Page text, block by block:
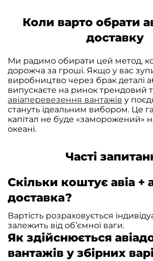
Коли варто обрати
доставку
Ми радимо обирати цей метод,
дорожча за гроші. Якщо у вас
виробництво через брак деталі
випускаєте на ринок трендовий
авіаперевезення вантажів у
стануть ідеальним вибором. Це
капітал не буде «заморожений»
океані.
Часті
Скільки коштує авіа +
доставка?
Вартість розраховується
залежить від об’ємної ваги.
Як здійснюється
вантажів у збірних